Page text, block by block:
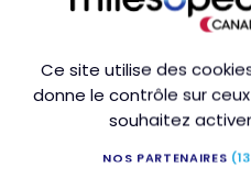
Ce site utilise des
donne le contrôle sur
souhaitez activer
NOS PARTENAIRES